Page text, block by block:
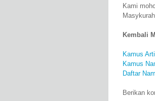
Kami
Kembali
Kamus
Kamus
Daftar
Berikan